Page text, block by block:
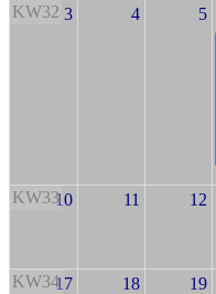
KW32 3 4 5
KW3310 11 12
KW3417 18 19